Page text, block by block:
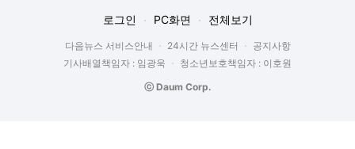
로그인 PC화면 전체보기
다음뉴스 서비스안내 24시간 뉴스센터
공지사항
기사배열책임자 : 임광욱
청소년보호책임자 : 이호원
ⓒ Daum Corp.